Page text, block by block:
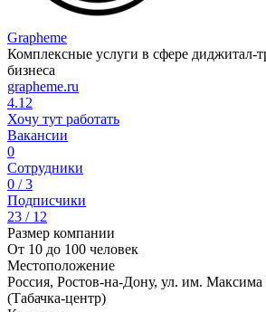
Grapheme
Комплексные услуги в сфере диджитал-
бизнеса
grapheme.ru
4.12
Хочу тут работать
Вакансии
0
Сотрудники
0 / 3
Подписчики
23 / 12
Размер компании
От 10 до 100 человек
Местоположение
Россия, Ростов-на-Дону, ул. им. Максима
(Табачка-центр)